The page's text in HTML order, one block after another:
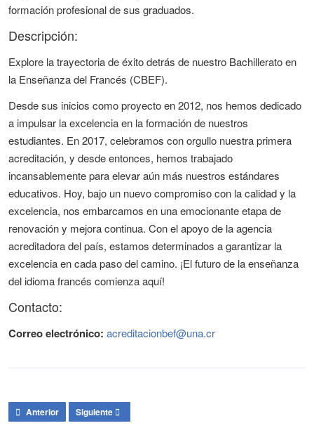
formación profesional de sus graduados.
Descripción:
Explore la trayectoria de éxito detrás de nuestro Bachillerato en
la Enseñanza del Francés (CBEF).
Desde sus inicios como proyecto en 2012, nos hemos dedicado
a impulsar la excelencia en la formación de nuestros
estudiantes. En 2017, celebramos con orgullo nuestra primera
acreditación, y desde entonces, hemos trabajado
incansablemente para elevar aún más nuestros estándares
educativos. Hoy, bajo un nuevo compromiso con la calidad y la
excelencia, nos embarcamos en una emocionante etapa de
renovación y mejora continua. Con el apoyo de la agencia
acreditadora del país, estamos determinados a garantizar la
excelencia en cada paso del camino. ¡El futuro de la enseñanza
del idioma francés comienza aquí!
Contacto:
Correo electrónico: acreditacionbef@una.cr
Artículo anterior: Rediseño del plan de estudios de la carrera Licenciatura
Anterior Artículo siguiente: Iniciativas multi e interdisciplinarias
Siguiente